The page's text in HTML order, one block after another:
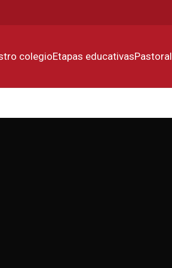
colegioEtapas educativasPastoral